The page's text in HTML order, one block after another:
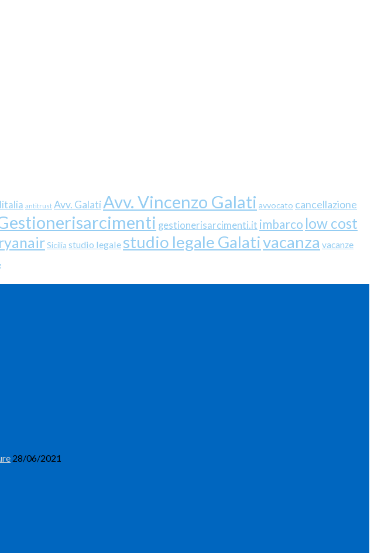
antitrust Avv. GalatiAvv. Vincenzo Galati avvocato cancellazione
gestionerisarcimenti.it imbarco low cost
ryanairSicilia studio legale studio legale Galativacanza vacanze
28/06/2021